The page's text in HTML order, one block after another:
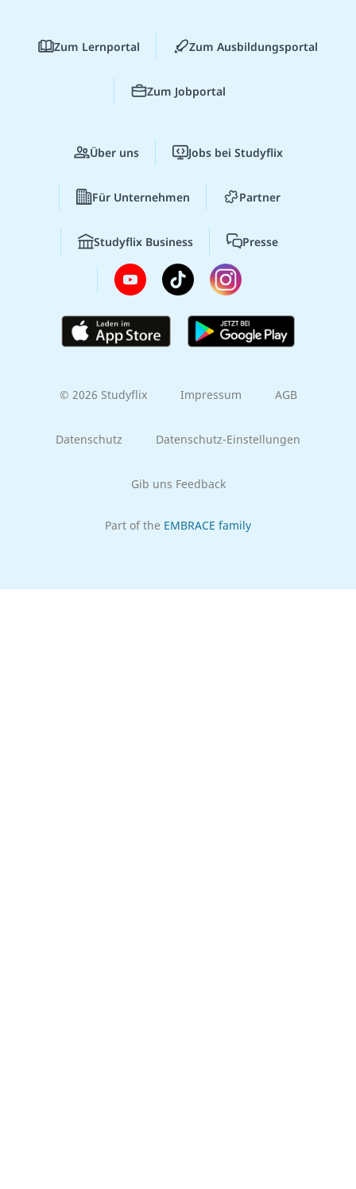
Zum Lernportal Zum Ausbildungsportal
Zum Jobportal
Über uns Jobs bei Studyflix
Für Unternehmen Partner
Studyflix Business Presse
© 2026 Studyflix Impressum AGB
Datenschutz Datenschutz-Einstellungen
Gib uns Feedback
Part of the EMBRACE family